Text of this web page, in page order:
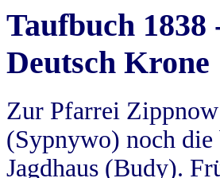
Taufbuch
Deutsch Krone
Zur Pfarrei
(Sypnywo) noch
Jagdhaus (Budy).